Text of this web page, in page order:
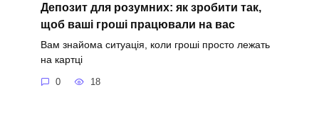
Депозит для розумних: як зробити так,
щоб ваші гроші працювали на вас
Вам знайома ситуація, коли гроші просто лежать
на картці
0 18